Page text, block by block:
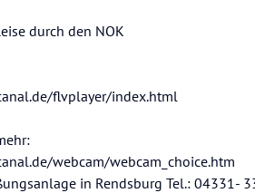
durch den NOK
flvplayer/index.html
webcam/webcam_choice.htm
in Rendsburg Tel.: 04331-